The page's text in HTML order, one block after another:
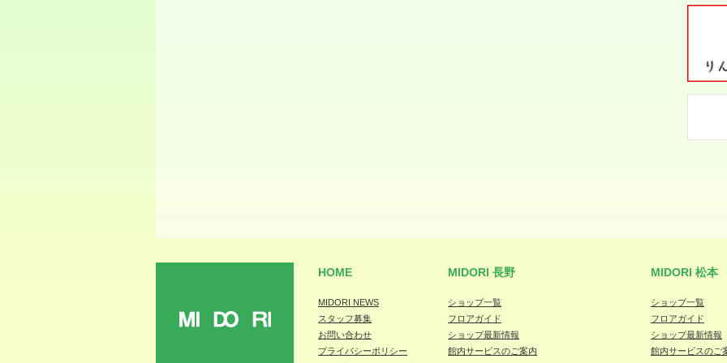
HOME
MIDORI NEWS
スタッフ募集
お問い合わせ
プライバシーポリシー
MIDORI 長野
ショップ一覧
フロアガイド
ショップ最新情報
館内サービスのご案内
MIDORI 松本
ショップ一覧
フロアガイド
ショップ最新情報
館内サービスのご